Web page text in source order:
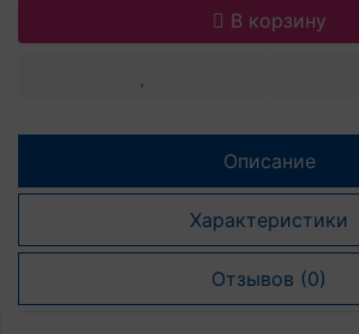
В корзину
Описание
Характеристики
Отзывов (0)